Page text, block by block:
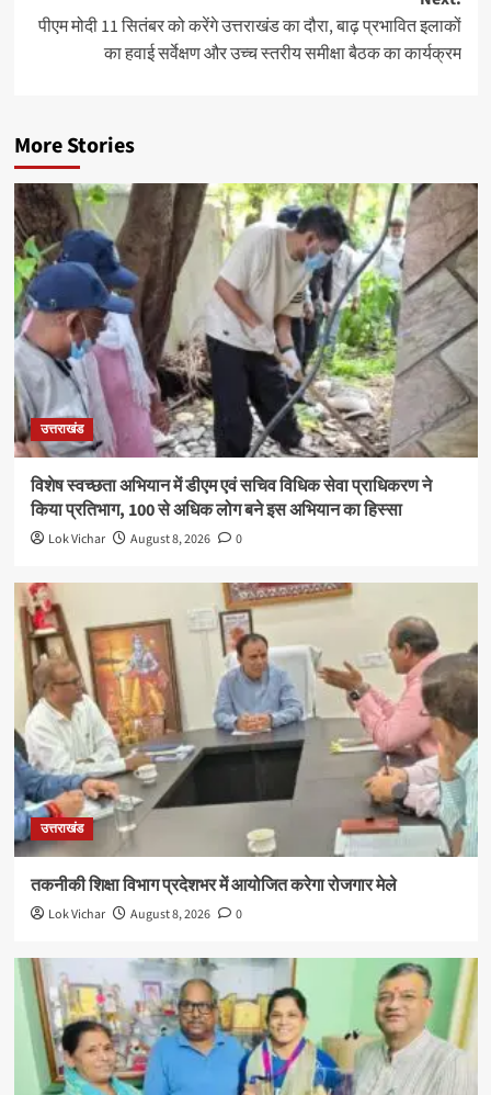
पीएम मोदी 11 सितंबर को करेंगे उत्तराखंड का दौरा, बाढ़ प्रभावित इलाकों
का हवाई सर्वेक्षण और उच्च स्तरीय समीक्षा बैठक का कार्यक्रम
More Stories
उत्तराखंड
विशेष स्वच्छता अभियान में डीएम एवं सचिव विधिक सेवा प्राधिकरण ने
किया प्रतिभाग, 100 से अधिक लोग बने इस अभियान का हिस्सा
Lok Vichar August 8, 2026 0
उत्तराखंड
तकनीकी शिक्षा विभाग प्रदेशभर में आयोजित करेगा रोजगार मेले
Lok Vichar August 8, 2026 0